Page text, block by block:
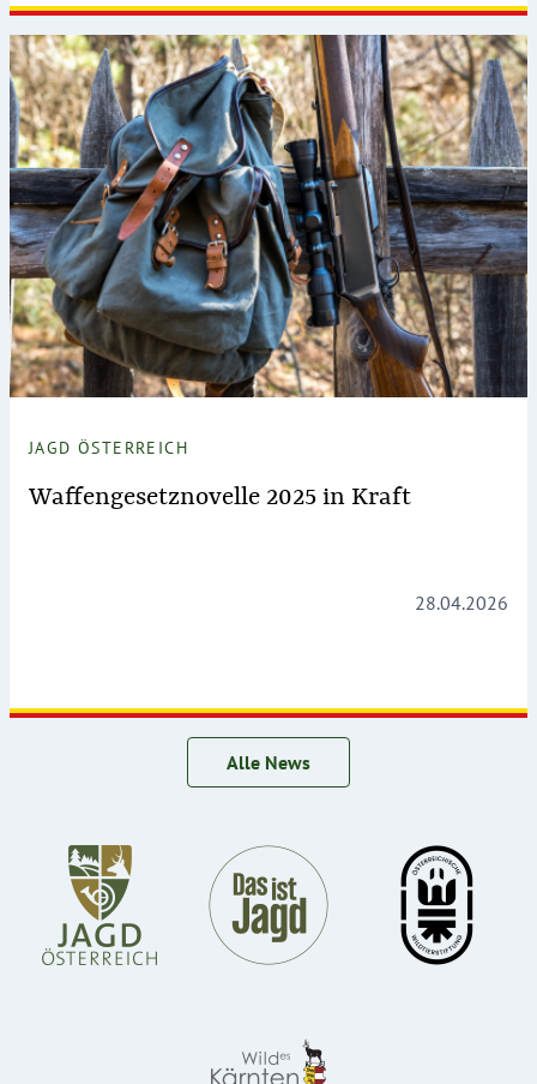
JAGD ÖSTERREICH
Waffengesetznovelle 2025 in Kraft
28.04.2026
Alle News